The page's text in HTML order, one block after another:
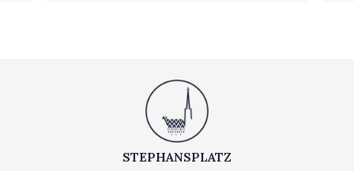
STEPHANSPLATZ